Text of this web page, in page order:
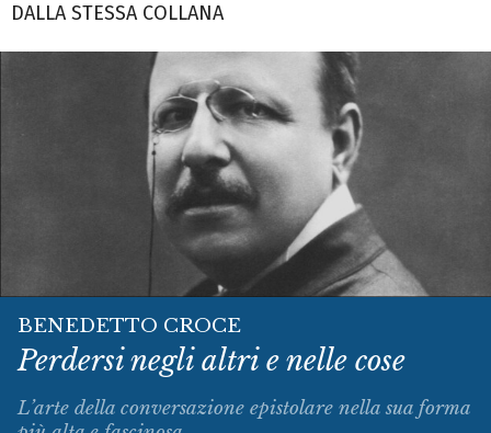
DALLA STESSA COLLANA
BENEDETTO CROCE
Perdersi negli altri e nelle cose
L’arte della conversazione epistolare nella sua forma